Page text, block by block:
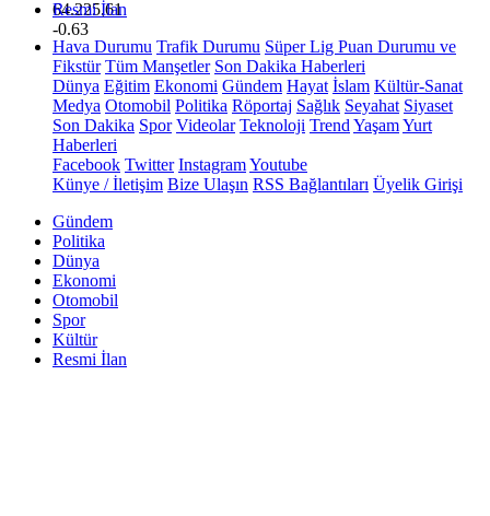
64.225,61
-0.63
Resmi İlan
Hava Durumu Trafik Durumu Süper Lig Puan Durumu ve
Fikstür Tüm Manşetler Son Dakika Haberleri
Dünya Eğitim Ekonomi Gündem Hayat İslam Kültür-Sanat
Medya Otomobil Politika Röportaj Sağlık Seyahat Siyaset
Son Dakika Spor Videolar Teknoloji Trend YaşamYurt
Haberleri
Facebook Twitter InstagramYoutube
Künye / İletişim Bize Ulaşın RSS Bağlantıları Üyelik Girişi
Gündem
Politika
Dünya
Ekonomi
Otomobil
Spor
Kültür
Resmi İlan